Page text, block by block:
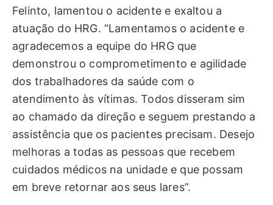
Felinto, lamentou o acidente e exaltou a
atuação do HRG. “Lamentamos o acidente e
agradecemos a equipe do HRG que
demonstrou o comprometimento e agilidade
dos trabalhadores da saúde com o
atendimento às vítimas. Todos disseram sim
ao chamado da direção e seguem prestando a
assistência que os pacientes precisam. Desejo
melhoras a todas as pessoas que recebem
cuidados médicos na unidade e que possam
em breve retornar aos seus lares”.